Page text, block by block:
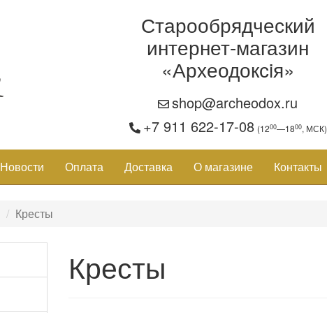
Старообрядческий
интернет-магазин
«Археодоксiя»
shop@archeodox.ru
+7 911 622-17-08 (1200—1800, МСК)
Новости Оплата Доставка О магазине Контакты
Кресты
Кресты